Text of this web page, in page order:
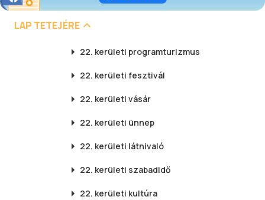
LAP TETEJÉRE
22. kerületi programturizmus
22. kerületi fesztivál
22. kerületi vásár
22. kerületi ünnep
22. kerületi látnivaló
22. kerületi szabadidő
22. kerületi kultúra